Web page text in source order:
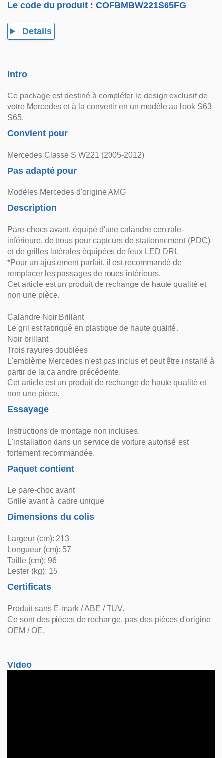
Le code du produit :COFBMBW221S65FG
Details
Intro
Ce package est destiné à compléter le design exclusif de
votre Mercedes et à la convertir en un modèle au look S63
S65.
Convient pour
Mercedes Classe S W221 (2005-2012)
Pas adapté pour
Modèles Mercedes d'origine AMG
Description
Pare-chocs avant, équipé d'une calandre centrale-
inférieure, de trous pour capteurs de stationnement (PDC)
et de grilles latérales équipées de feux LED DRL
*Pour un ajustement parfait, il est recommandé de
remplacer les passages de roues intérieurs.
Cet article est un produit de rechange de haute qualité et
non une pièce.
Calandre Noir Brillant
Le gril est fabriqué en plastique de haute qualité.
Noir brillant
Trois rayures doublées
L'emblème Mercedes n'est pas inclus et peut être installé à
partir de la calandre précédente.
Cet article est un produit de rechange de haute qualité et
non une pièce.
Essayage
Instructions de montage non incluses.
L'installation dans un service de voiture autorisé est
fortement recommandée.
Paquet contient
Le pare-choc avant
Grille avant à cadre unique
Dimensions du colis
Largeur (cm): 213
Longueur (cm): 57
Taille (cm): 96
Lester (kg): 15
Certificats
Produit sans E-mark / ABE / TUV.
Ce sont des pièces de rechange, pas des pièces d'origine
OEM / OE.
Video